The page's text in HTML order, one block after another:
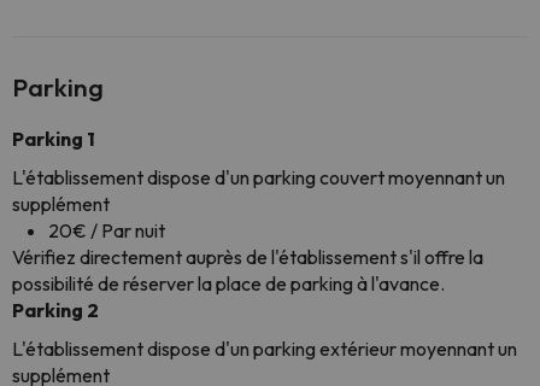
Parking
Parking 1
L'établissement dispose d'un parking couvert moyennant un
supplément
20€ / Par nuit
Vérifiez directement auprès de l'établissement s'il offre la
possibilité de réserver la place de parking à l'avance.
Parking 2
L'établissement dispose d'un parking extérieur moyennant un
supplément